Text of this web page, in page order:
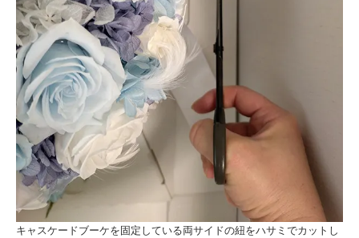
キャスケードブーケを固定している両サイドの紐をハサミでカットし